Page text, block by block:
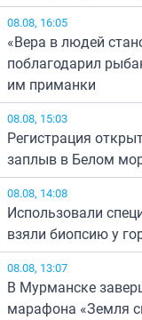
08.08, 16:05
«Вера в людей
поблагодарил
им приманки
08.08, 15:03
Регистрация
заплыв в Белом
08.08, 14:08
Использовали
взяли биопсию у
08.08, 13:07
В Мурманске
марафона «Земля